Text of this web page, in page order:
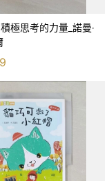
積極思考的力量_諾曼‧